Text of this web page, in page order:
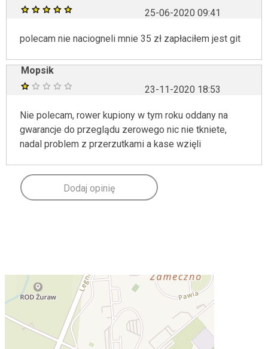
25-06-2020 09:41
polecam nie naciogneli mnie 35 zł zapłaciłem jest git
Mopsik
23-11-2020 18:53
Nie polecam, rower kupiony w tym roku oddany na
gwarancje do przeglądu zerowego nic nie tkniete,
nadal problem z przerzutkami a kase wzięli
Dodaj opinię